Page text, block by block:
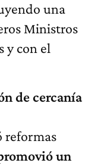
una
Ministros
y con el
de cercanía
reformas
un